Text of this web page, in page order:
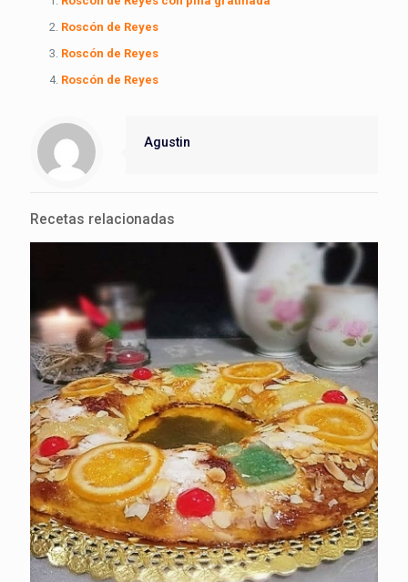
Roscón de Reyes
Roscón de Reyes
Roscón de Reyes
Agustin
Recetas relacionadas